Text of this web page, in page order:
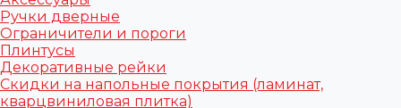
Ручки дверные
Ограничители и пороги
Плинтусы
Декоративные рейки
Скидки на напольные покрытия (ламинат,
кварцвиниловая плитка)